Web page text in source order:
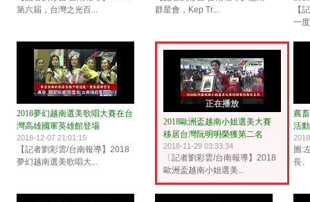
第六屆，台灣之光百...
群星會，Kep Tr...
【
一
2018夢幻越南選美歌唱大賽在台
灣高雄國軍英雄館登場
2018-12-07 21:01:15
【記者劉彩雲/台南報導】2018
夢幻越南選美歌唱大...
正在播放
2018歐洲盃越南小姐選美大賽
移居台灣阮明明榮獲第二名
2018-11-29 03:33:34
〔記者劉彩雲/台南報導】2018
歐洲盃越南小姐選美...
農
活
圖:
長